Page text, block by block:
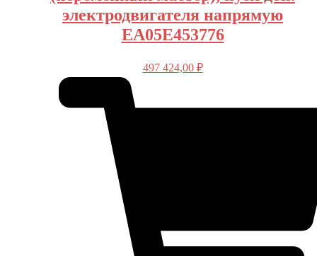
электродвигателя напрямую
EA05E453776
497 424,00 ₽